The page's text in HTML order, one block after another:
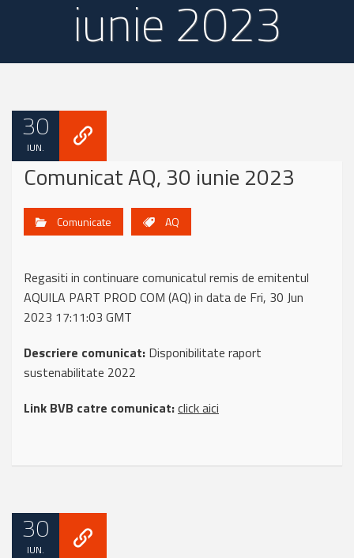
iunie 2023
30
IUN.
Comunicat AQ, 30 iunie 2023
Comunicate AQ
Regasiti in continuare comunicatul remis de emitentul
AQUILA PART PROD COM (AQ) in data de Fri, 30 Jun
2023 17:11:03 GMT
Descriere comunicat: Disponibilitate raport
sustenabilitate 2022
Link BVB catre comunicat:click aici
30
IUN.